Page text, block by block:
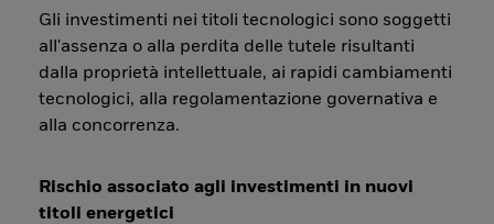
Gli investimenti nei titoli tecnologici sono soggetti
all'assenza o alla perdita delle tutele risultanti
dalla proprietà intellettuale, ai rapidi cambiamenti
tecnologici, alla regolamentazione governativa e
alla concorrenza.
Rischio associato agli investimenti in nuovi
titoli energetici